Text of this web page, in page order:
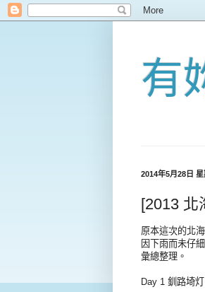
有
2014年5月28日
[2013 北
原本這次的北
因下雨而未仔
彙總整理。
Day 1 釧路埼